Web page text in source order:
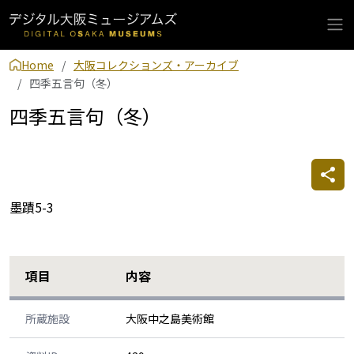
Home
大阪コレクションズ・アーカイブ
四季五言句（冬）
四季五言句（冬）
墨蹟5-3
項目 内容
所蔵施設 大阪中之島美術館